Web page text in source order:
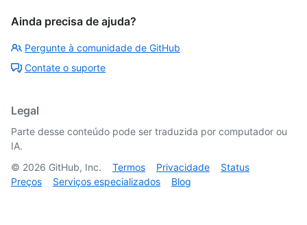
Ainda precisa de ajuda?
Pergunte à comunidade de GitHub
Contate o suporte
Legal
Parte desse conteúdo pode ser traduzida por computador ou
IA.
© 2026 GitHub, Inc. Termos Privacidade
Status
Preços
Serviços especializados Blog